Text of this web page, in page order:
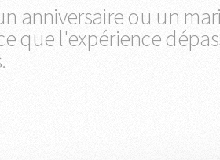
anniversaire ou un
que l'expérience